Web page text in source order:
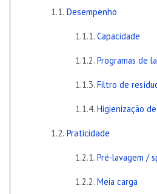
Desempenho
Capacidade
Programas de
Filtro de
Higienização
Praticidade
Pré-lavagem /
Meia carga